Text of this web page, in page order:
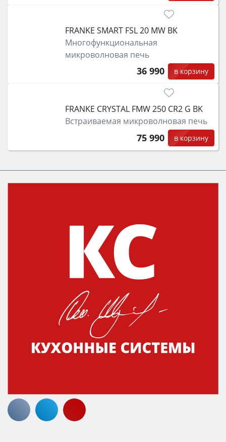
FRANKE SMART FSL 20 MW BK
Многофункциональная
микроволновая печь
36 990 в корзину
FRANKE CRYSTAL FMW 250 CR2 G BK
Встраиваемая микроволновая печь
75 990 в корзину